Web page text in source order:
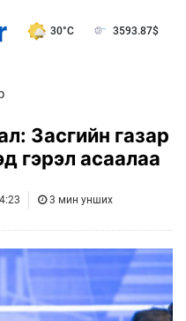
30°C 3593.87$
Засгийн газар
гэрэл асаалаа
3 мин унших